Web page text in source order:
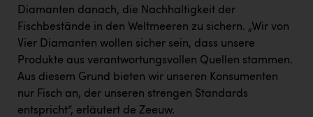
Diamanten danach, die Nachhaltigkeit der
Fischbestände in den Weltmeeren zu sichern. „Wir von
Vier Diamanten wollen sicher sein, dass unsere
Produkte aus verantwortungsvollen Quellen stammen.
Aus diesem Grund bieten wir unseren Konsumenten
nur Fisch an, der unseren strengen Standards
entspricht“, erläutert de Zeeuw.